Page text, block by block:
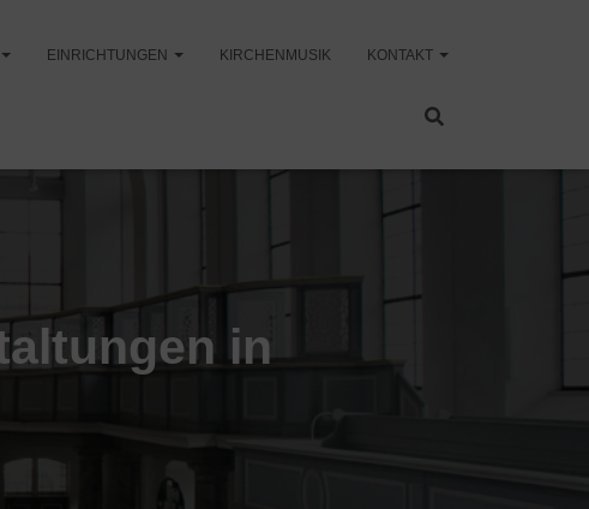
EINRICHTUNGEN KIRCHENMUSIK KONTAKT
in